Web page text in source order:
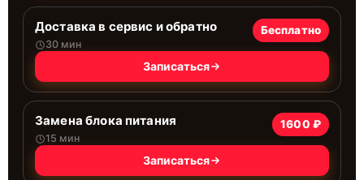
Доставка в сервис и обратно
30 мин
Бесплатно
Записаться
Замена блока питания
15 мин
1600 ₽
Записаться